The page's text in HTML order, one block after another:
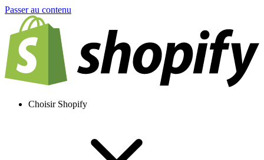
Passer au contenu
Choisir Shopify